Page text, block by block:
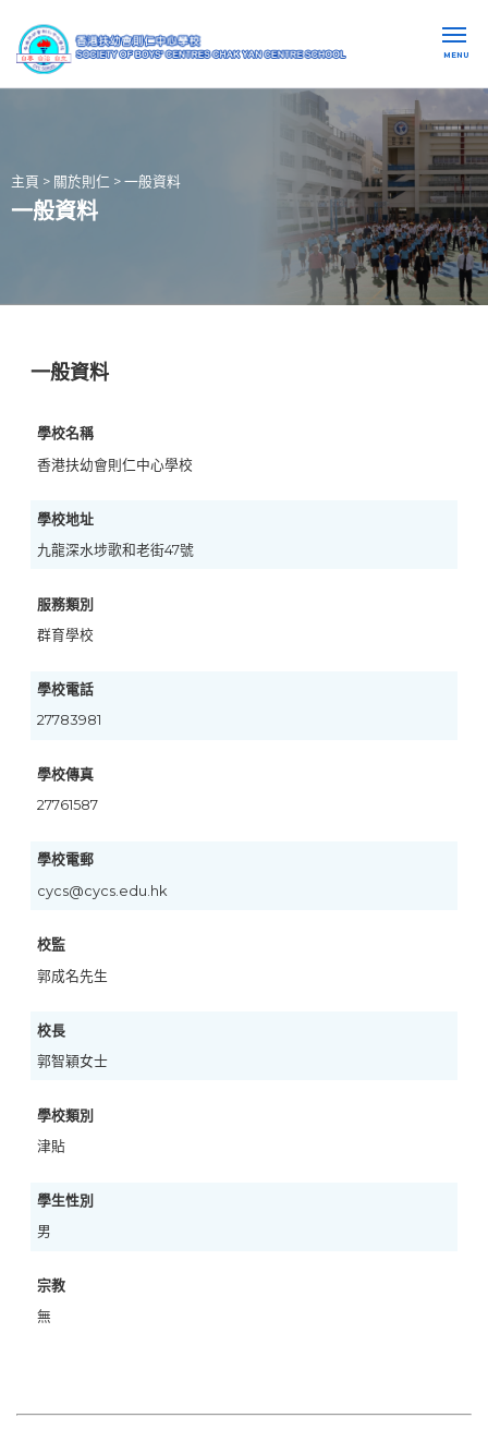
MENU
主頁 > 關於則仁 > 一般資料
一般資料
一般資料
學校名稱
香港扶幼會則仁中心學校
學校地址
九龍深水埗歌和老街47號
服務類別
群育學校
學校電話
27783981
學校傳真
27761587
學校電郵
cycs@cycs.edu.hk
校監
郭成名先生
校長
郭智穎女士
學校類別
津貼
學生性別
男
宗教
無